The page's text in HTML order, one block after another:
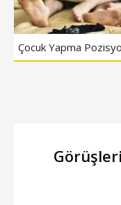
Çocuk Yapma